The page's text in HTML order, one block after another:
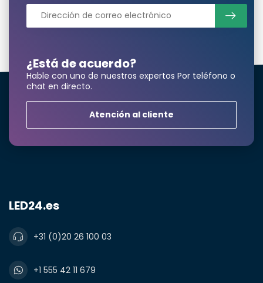
correo electrónico*
Número de teléfono*
Nombre de la empresa
Notas
¿Está de acuerdo?
Hable con uno de nuestros expertos Por teléfono o
chat en directo.
Atención al cliente
LED24.es
+31 (0)20 26 100 03
+1 555 42 11 679